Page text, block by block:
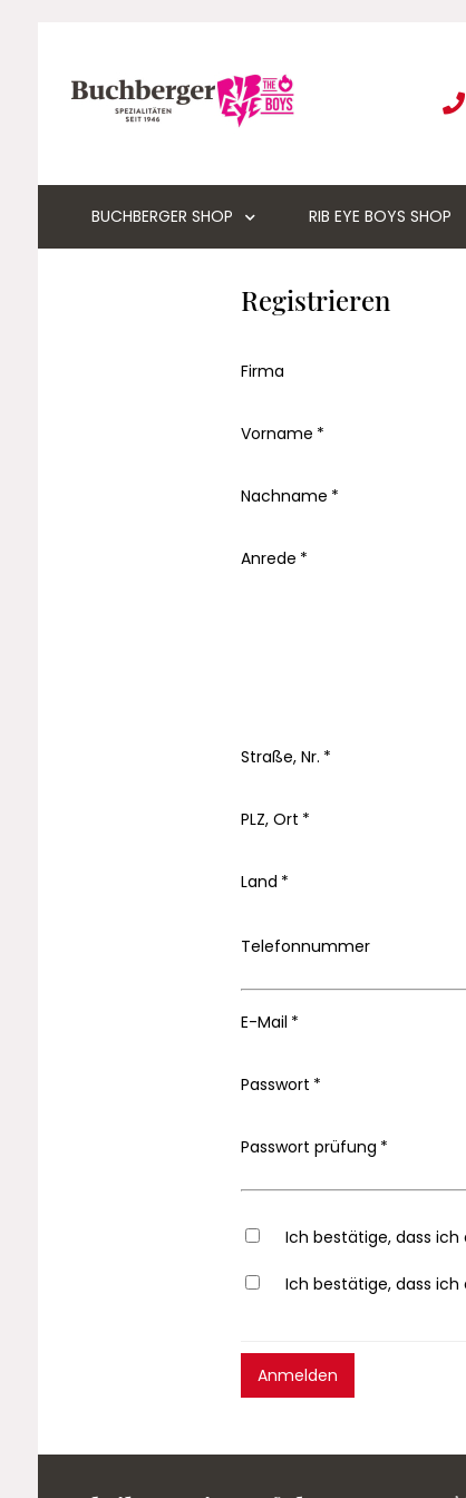
BUCHBERGER SHOP RIB EYE BOYS SHOP
Registrieren
Firma
Vorname
Nachname
Anrede
Straße, Nr.
PLZ, Ort
Land
Telefonnummer
E-Mail
Passwort
Passwort prüfung
Ich bestätige, dass ich
Ich bestätige, dass ich
Anmelden